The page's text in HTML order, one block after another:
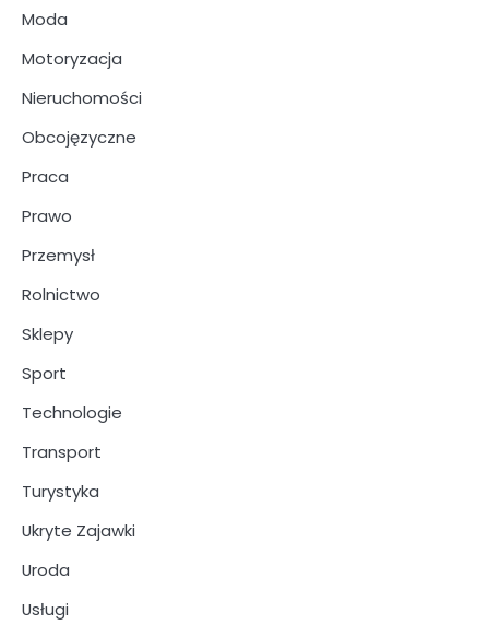
Moda
Motoryzacja
Nieruchomości
Obcojęzyczne
Praca
Prawo
Przemysł
Rolnictwo
Sklepy
Sport
Technologie
Transport
Turystyka
Ukryte Zajawki
Uroda
Usługi